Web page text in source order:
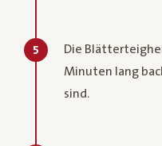
5
Die
Minuten lang
sind.